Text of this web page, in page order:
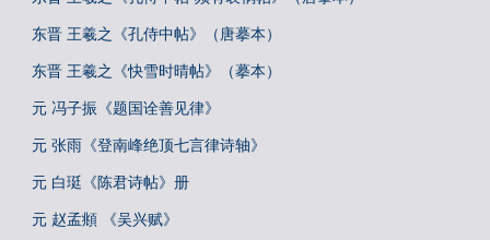
东晋 王羲之《孔侍中帖》（唐摹本）
东晋 王羲之《快雪时晴帖》（摹本）
元 冯子振《题国诠善见律》
元 张雨《登南峰绝顶七言律诗轴》
元 白珽《陈君诗帖》册
元 赵孟頫 《吴兴赋》